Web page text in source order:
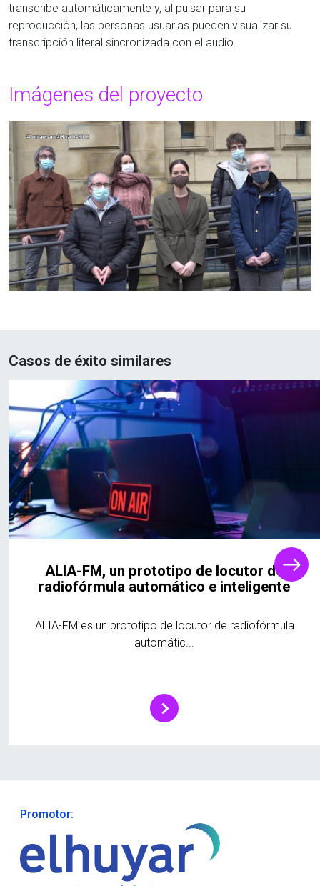
transcribe automáticamente y, al pulsar para su
reproducción, las personas usuarias pueden visualizar su
transcripción literal sincronizada con el audio.
Imágenes del proyecto
Casos de éxito similares
ALIA-FM, un prototipo de locutor de
radiofórmula automático e inteligente
ALIA-FM es un prototipo de locutor de radiofórmula
automátic...
Promotor: